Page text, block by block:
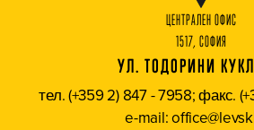
ЦЕНТРАЛЕН ОФИС
1517, СОФИЯ
УЛ. ТОДОРИНИ
тел. (+359 2) 847 - 7958; факс.
e-mail: